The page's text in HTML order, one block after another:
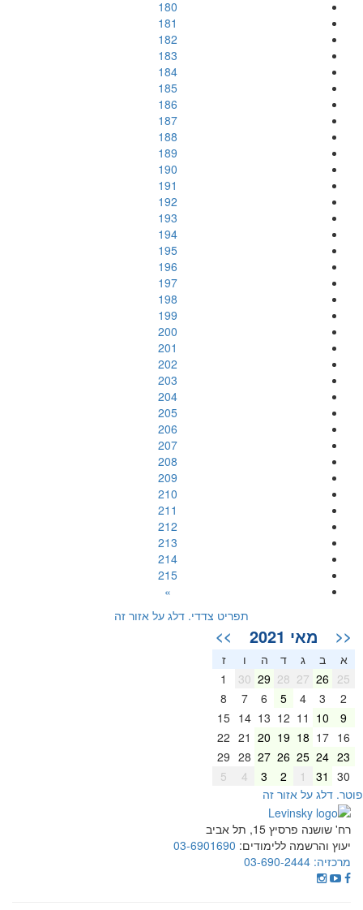
180
181
182
183
184
185
186
187
188
189
190
191
192
193
194
195
196
197
198
199
200
201
202
203
204
205
206
207
208
209
210
211
212
213
214
215
»
תפריט צדדי. דלג על אזור זה
<< מאי 2021 >>
א ב ג ד ה
ז
25
26
27
28
29
30
2
3
4
5
6
7
8
9
10
11
12
13
14
15
16
17
18
19
20
21
22
23
24
25
26
27
28
29
30
31
2
3
4
5
דלג על אזור זה
רח' שושנה פרסיץ 15, תל אביב
יעוץ והרשמה ללימודים: 03-6901690
מרכזיה: 03-690-2444